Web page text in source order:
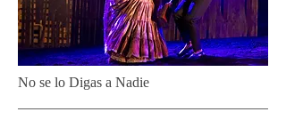
No se lo Digas a Nadie